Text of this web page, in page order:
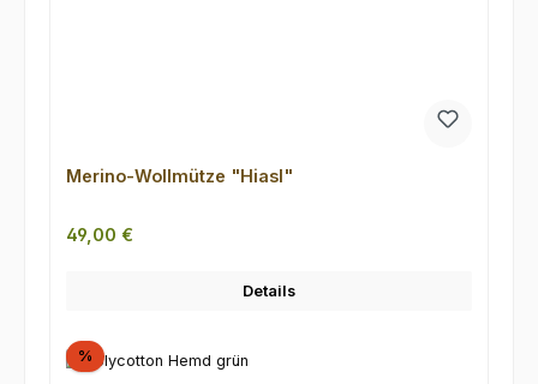
Merino-Wollmütze "Hiasl"
Regulärer Preis:
49,00 €
Details
%Rabatt